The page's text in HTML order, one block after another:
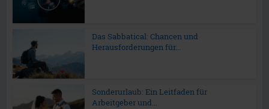
Das Sabbatical: Chancen und
Herausforderungen für...
Sonderurlaub: Ein Leitfaden für
Arbeitgeber und...